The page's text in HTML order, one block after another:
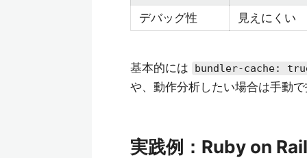
デバッグ性
見えにくい
基本的には bundler-cache:
や、動作分析したい場合は手動
実践例：Ruby on